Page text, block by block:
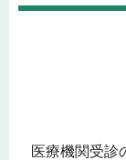
医療機関受診